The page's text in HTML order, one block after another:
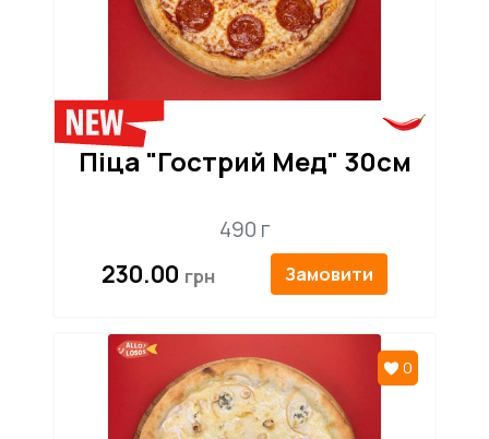
Піца "Гострий Мед" 30см
490 г
230.00 Замовити
0